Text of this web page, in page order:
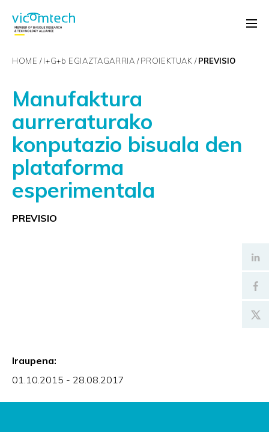
HOME I+G+b EGIAZTAGARRIA PROIEKTUAK PREVISIO
Manufaktura
aurreraturako
konputazio bisuala den
plataforma
esperimentala
PREVISIO
Iraupena:
01.10.2015 - 28.08.2017